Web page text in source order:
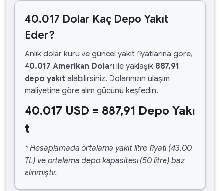
40.017 Dolar Kaç Depo Yakıt
Eder?
Anlık dolar kuru ve güncel yakıt fiyatlarına göre,
40.017 Amerikan Doları ile yaklaşık 887,91
depo yakıt alabilirsiniz. Dolarınızın ulaşım
maliyetine göre alım gücünü keşfedin.
40.017 USD = 887,91 Depo Yakı
t
* Hesaplamada ortalama yakıt litre fiyatı (43,00
TL) ve ortalama depo kapasitesi (50 litre) baz
alınmıştır.